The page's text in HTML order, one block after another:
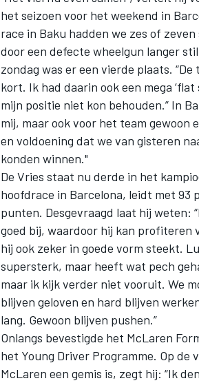
het seizoen voor het weekend in
race in Baku hadden we zes of
door een defecte wheelgun langer
zondag was er een vierde plaats.
kort. Ik had daarin ook een mega
mijn positie niet kon behouden.” In
mij, maar ook voor het team
en voldoening dat we van gisteren
konden winnen."
De Vries staat nu derde in het
hoofdrace in Barcelona, leidt met 93
punten. Desgevraagd laat hij weten:
goed bij, waardoor hij kan profiteren
hij ook zeker in goede vorm steekt.
supersterk, maar heeft wat pech
maar ik kijk verder niet vooruit. We
blijven geloven en hard blijven
lang. Gewoon blijven pushen.”
Onlangs bevestigde het McLaren
het Young Driver Programme. Op
McLaren een gemis is, zegt hij: “Ik